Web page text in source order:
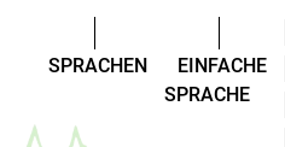
SPRACHEN
EINFACHE
SPRACHE